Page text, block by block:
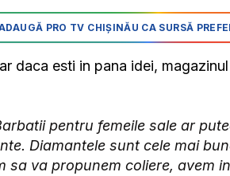
PRO TV CHIȘINĂU CA SURSĂ
daca esti in pana idei, magazinul
pentru femeile sale ar
Diamantele sunt cele mai
sa va propunem coliere, avem